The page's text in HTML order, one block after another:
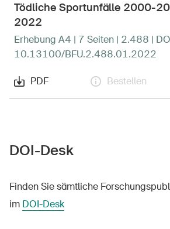
Tödliche Sportunfälle 2000-
2022
Erhebung A4 | 7 Seiten | 2.488 |
10.13100/BFU.2.488.01.2022
PDF Bestellen
DOI-Desk
Finden Sie sämtliche
im DOI-Desk